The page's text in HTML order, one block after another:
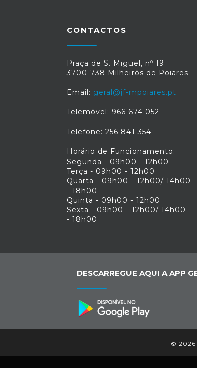
CONTACTOS
Praça de S. Miguel, nº 19
3700-738 Milheirós de Poiares
Email: geral@jf-mpoiares.pt
Telemóvel: 966 674 052
Telefone: 256 841 354
Horário de Funcionamento:
Segunda - 09h00 - 12h00
Terça - 09h00 - 12h00
Quarta - 09h00 - 12h00/ 14h00
- 18h00
Quinta - 09h00 - 12h00
Sexta - 09h00 - 12h00/ 14h00
- 18h00
DESCARREGUE AQUI A APP
© 2026